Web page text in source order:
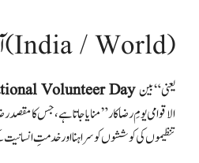
آج کا خاص دن (India / World)
Volunteer Dayیعنی “بین
الاقوامی یومِ رضاکار” منایا جاتا ہے، جس کا